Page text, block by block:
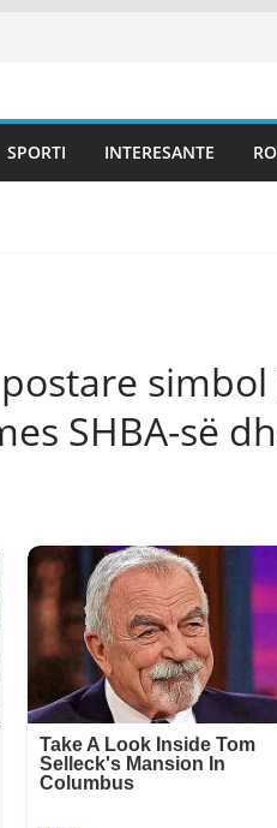
SPORTI INTERESANTE
simbol
SHBA-së